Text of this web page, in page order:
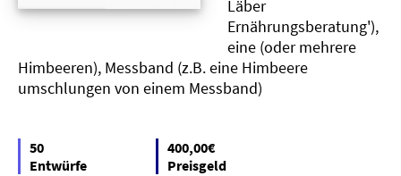
Läber
Ernährungsberatung'),
eine (oder mehrere
Himbeeren), Messband (z.B. eine Himbeere
umschlungen von einem Messband)
50
Entwürfe
400,00€
Preisgeld